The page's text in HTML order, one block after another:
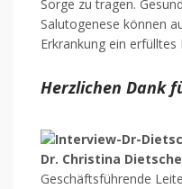
Sorge zu tragen.
Salutogenese können
Erkrankung ein
Herzlichen Dank
Dr. Christina
Geschäftsführende